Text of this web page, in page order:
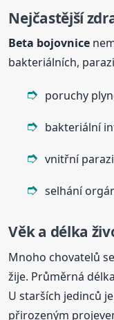
Nejčastější
Beta bojovnice
bakteriálních,
poruchy
bakteriální
vnitřní
selhání
Věk a délka
Mnoho chovatelů
žije. Průměrná
U starších jedinců
přirozeným